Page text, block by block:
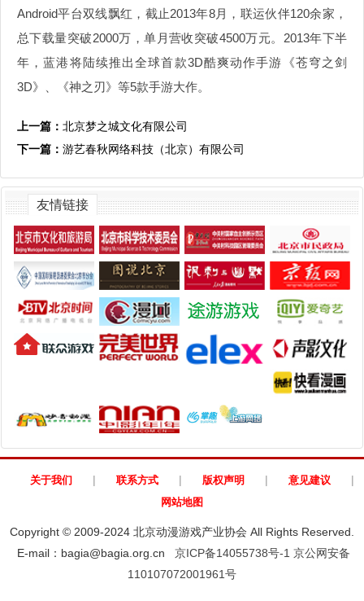
Android平台双线飘红，截止2013年8月，联运伙伴120余家，
总下载量突破2000万，单月营收突破4500万元。2013年下半
年，蓝港将陆续推出全球首款3D酷爽动作手游《苍穹之剑
3D》、《神之刃》等5款手游大作。
上一篇： 北京梦之城文化有限公司
下一篇： 游艺春秋网络科技（北京）有限公司
友情链接
关于我们 | 联系方式 | 版权声明 | 意见建议 |
网站地图
Copyright © 2009-2024 北京动漫游戏产业协会 All Rights Reserved.
E-mail：bagia@bagia.org.cn 京ICP备14055738号-1 京公网安备
110107072001961号